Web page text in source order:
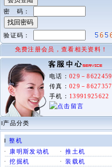
密 码：
验证码：
免费注册会员，查看相关资料！
电话： 029－
传真： 029－
手机： 13991925622
‖产品分类
‖整机
· 康明斯发动机 ·推土机
·挖掘机 ·装载机